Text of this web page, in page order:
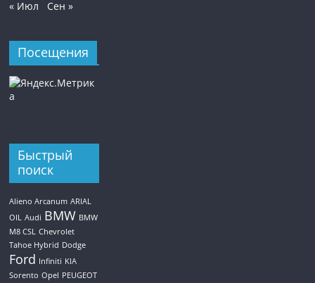
« Июл Сен »
Посещения
Быстрый
поиск
Alieno Arcanum ARIAL
OIL Audi BMW BMW
M8 CSL Chevrolet
Tahoe Hybrid Dodge
Ford Infiniti KIA
Sorento Opel PEUGEOT